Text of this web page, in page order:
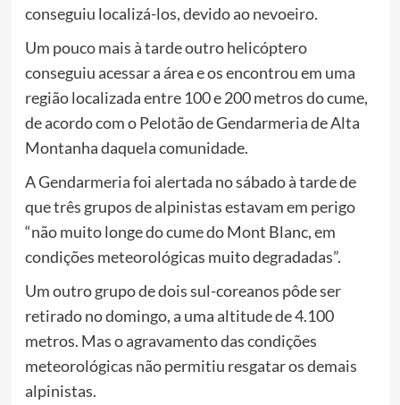
conseguiu localizá-los, devido ao nevoeiro.
Um pouco mais à tarde outro helicóptero
conseguiu acessar a área e os encontrou em uma
região localizada entre 100 e 200 metros do cume,
de acordo com o Pelotão de Gendarmeria de Alta
Montanha daquela comunidade.
A Gendarmeria foi alertada no sábado à tarde de
que três grupos de alpinistas estavam em perigo
“não muito longe do cume do Mont Blanc, em
condições meteorológicas muito degradadas”.
Um outro grupo de dois sul-coreanos pôde ser
retirado no domingo, a uma altitude de 4.100
metros. Mas o agravamento das condições
meteorológicas não permitiu resgatar os demais
alpinistas.